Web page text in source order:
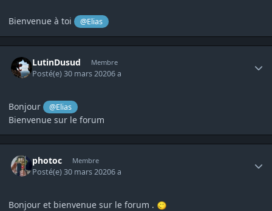
Bienvenue à toi @Elias
LutinDusud Membre
Posté(e)30 mars 20206 a
Bonjour @Elias
Bienvenue sur le forum
photoc Membre
Posté(e)30 mars 20206 a
Bonjour et bienvenue sur le forum .